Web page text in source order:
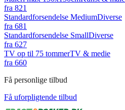
fra 821
Standardforsendelse MediumDiverse
fra 681
Standardforsendelse SmallDiverse
fra 627
TV op til 75 tommerTV & medie
fra 660
Få personlige tilbud
Få uforpligtende tilbud